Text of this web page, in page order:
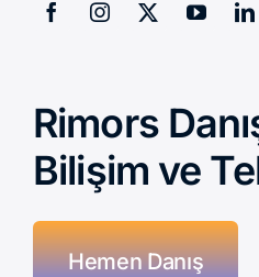
Rimors
Bilişim ve
Hemen Danış